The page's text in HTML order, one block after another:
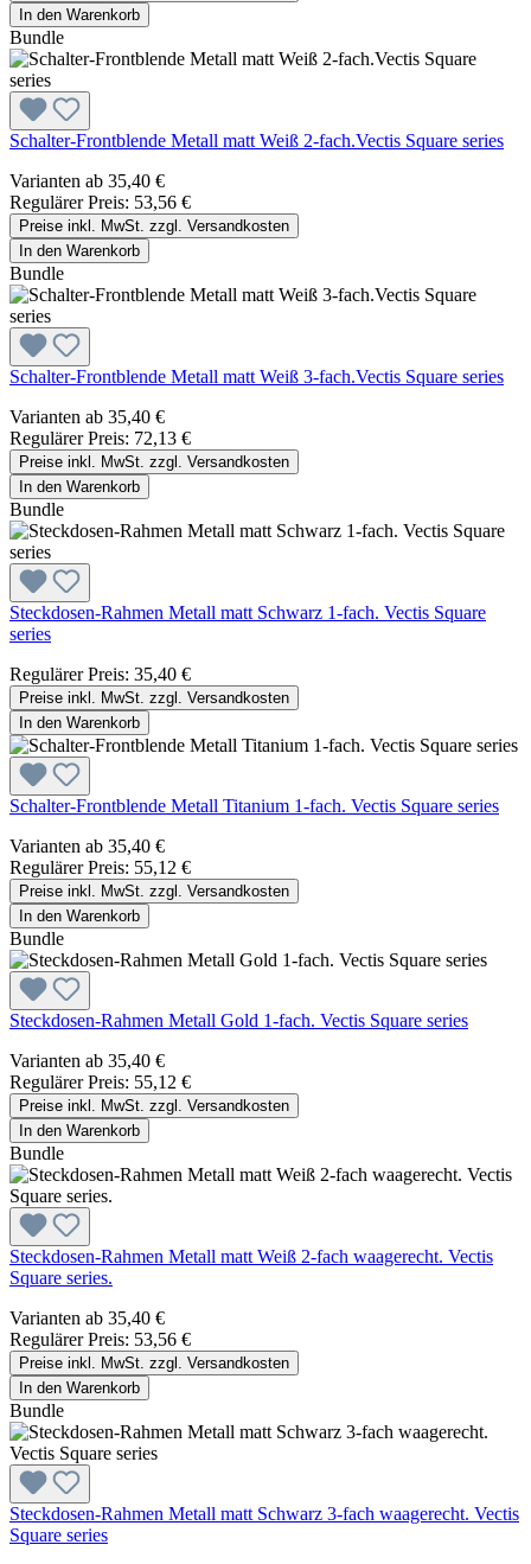
In den Warenkorb
Bundle
Schalter-Frontblende Metall matt Weiß 2-fach.Vectis Square series
Varianten ab 35,40 €
Regulärer Preis: 53,56 €
Preise inkl. MwSt. zzgl. Versandkosten
In den Warenkorb
Bundle
Schalter-Frontblende Metall matt Weiß 3-fach.Vectis Square series
Varianten ab 35,40 €
Regulärer Preis: 72,13 €
Preise inkl. MwSt. zzgl. Versandkosten
In den Warenkorb
Bundle
Steckdosen-Rahmen Metall matt Schwarz 1-fach. Vectis Square
series
Regulärer Preis: 35,40 €
Preise inkl. MwSt. zzgl. Versandkosten
In den Warenkorb
Schalter-Frontblende Metall Titanium 1-fach. Vectis Square series
Varianten ab 35,40 €
Regulärer Preis: 55,12 €
Preise inkl. MwSt. zzgl. Versandkosten
In den Warenkorb
Bundle
Steckdosen-Rahmen Metall Gold 1-fach. Vectis Square series
Varianten ab 35,40 €
Regulärer Preis: 55,12 €
Preise inkl. MwSt. zzgl. Versandkosten
In den Warenkorb
Bundle
Steckdosen-Rahmen Metall matt Weiß 2-fach waagerecht. Vectis
Square series.
Varianten ab 35,40 €
Regulärer Preis: 53,56 €
Preise inkl. MwSt. zzgl. Versandkosten
In den Warenkorb
Bundle
Steckdosen-Rahmen Metall matt Schwarz 3-fach waagerecht. Vectis
Square series